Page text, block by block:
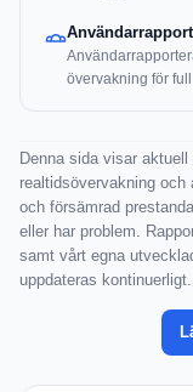
övervakning för
Denna sida visar
realtidsövervakning och
och försämrad
eller har problem.
samt vårt egna
uppdateras kontinuerligt.